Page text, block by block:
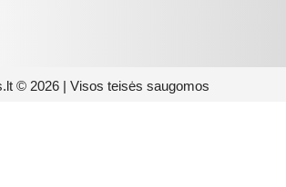
© 2026 | Visos teisės saugomos